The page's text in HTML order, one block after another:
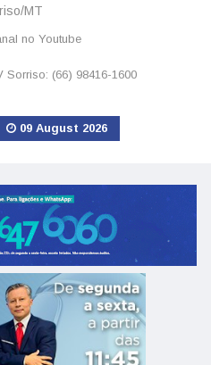
MT
no Youtube
(66) 98416-1600
09 August 2026